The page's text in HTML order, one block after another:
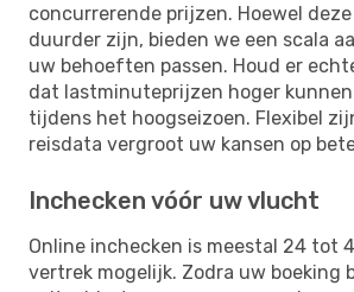
concurrerende prijzen. Hoewel
duurder zijn, bieden we een scala
uw behoeften passen. Houd er
dat lastminuteprijzen hoger
tijdens het hoogseizoen. Flexibel
reisdata vergroot uw kansen op
Inchecken vóór uw vlucht
Online inchecken is meestal 24 tot
vertrek mogelijk. Zodra uw boeking